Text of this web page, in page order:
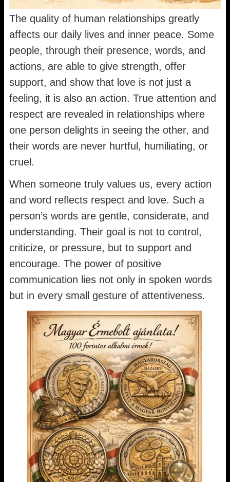
The quality of human relationships greatly
affects our daily lives and inner peace. Some
people, through their presence, words, and
actions, are able to give strength, offer
support, and show that love is not just a
feeling, it is also an action. True attention and
respect are revealed in relationships where
one person delights in seeing the other, and
their words are never hurtful, humiliating, or
cruel.
When someone truly values us, every action
and word reflects respect and love. Such a
person’s words are gentle, considerate, and
understanding. Their goal is not to control,
criticize, or pressure, but to support and
encourage. The power of positive
communication lies not only in spoken words
but in every small gesture of attentiveness.